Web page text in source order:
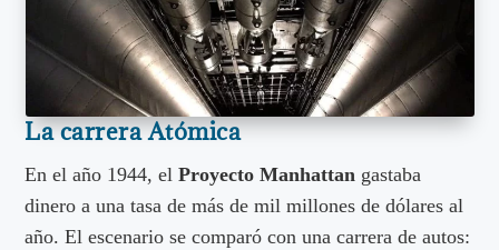
La carrera Atómica
En el año 1944, elProyecto Manhattan gastaba
dinero a una tasa de más de mil millones de dólares al
año. El escenario se comparó con una carrera de autos: